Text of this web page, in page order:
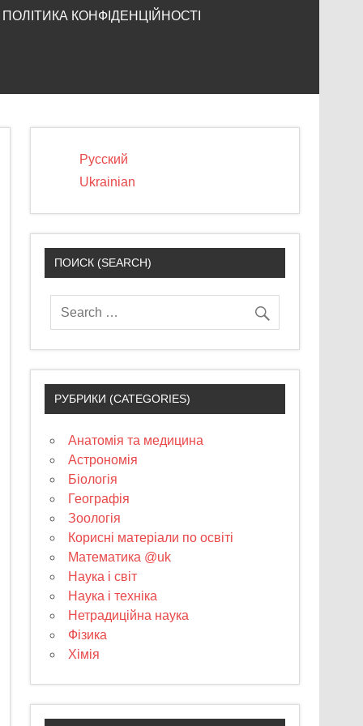
ПОЛІТИКА КОНФІДЕНЦІЙНОСТІ
Русский
Ukrainian
ПОИСК (SEARCH)
РУБРИКИ (CATEGORIES)
Анатомія та медицина
Астрономія
Біологія
Географія
Зоологія
Корисні матеріали по освіті
Математика @uk
Наука і світ
Наука і техніка
Нетрадиційна наука
Фізика
Хімія